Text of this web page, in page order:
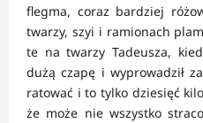
flegma, coraz bardziej
twarzy, szyi i ramionach
te na twarzy Tadeusza,
dużą czapę i wyprowadził
ratować i to tylko dziesięć
że może nie wszystko